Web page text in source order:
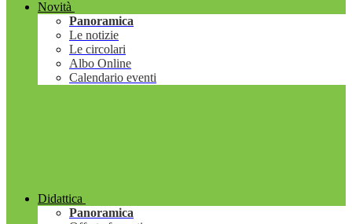
Novità
Panoramica
Le notizie
Le circolari
Albo Online
Calendario eventi
Didattica
Panoramica